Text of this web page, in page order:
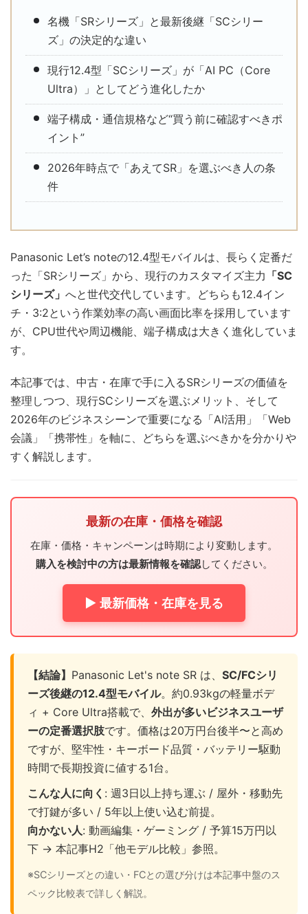
名機「SRシリーズ」と最新後継「SCシリー
ズ」の決定的な違い
現行12.4型「SCシリーズ」が「AI PC（Core
Ultra）」としてどう進化したか
端子構成・通信規格など“買う前に確認すべきポ
イント”
2026年時点で「あえてSR」を選ぶべき人の条
件
Panasonic Let’s noteの12.4型モバイルは、長らく定番だ
った「SRシリーズ」から、現行のカスタマイズ主力 「SC
シリーズ」 へと世代交代しています。どちらも12.4イン
チ・3:2という作業効率の高い画面比率を採用しています
が、CPU世代や周辺機能、端子構成は大きく進化していま
す。
本記事では、中古・在庫で手に入るSRシリーズの価値を
整理しつつ、現行SCシリーズを選ぶメリット、そして
2026年のビジネスシーンで重要になる「AI活用」「Web
会議」「携帯性」を軸に、どちらを選ぶべきかを分かりや
すく解説します。
最新の在庫・価格を確認
在庫・価格・キャンペーンは時期により変動します。
購入を検討中の方は最新情報を確認してください。
▶ 最新価格・在庫を見る
【結論】 Panasonic Let's note SR は、 SC/FCシリ
ーズ後継の12.4型モバイル。約0.93kgの軽量ボデ
ィ + Core Ultra搭載で、 外出が多いビジネスユーザ
ーの定番選択肢です。価格は20万円台後半〜と高め
ですが、堅牢性・キーボード品質・バッテリー駆動
時間で長期投資に値する1台。
こんな人に向く : 週3日以上持ち運ぶ / 屋外・移動先
で打鍵が多い / 5年以上使い込む前提。
向かない人: 動画編集・ゲーミング / 予算15万円以
下 → 本記事H2「他モデル比較」参照。
※SCシリーズとの違い・FCとの選び分けは本記事中盤のス
ペック比較表で詳しく解説。